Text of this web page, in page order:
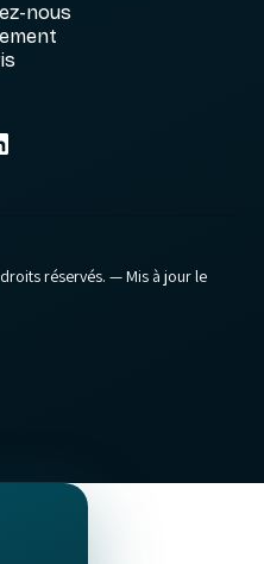
nous
réservés. — Mis à jour le